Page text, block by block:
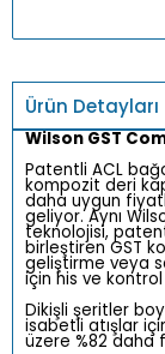
Ürün Detayları
Wilson GST
Patentli ACL
kompozit deri
daha uygun
geliyor. Aynı
teknolojisi,
birleştiren GST
geliştirme veya
için his ve
Dikişli şeritler
isabetli atışlar
üzere %82 daha